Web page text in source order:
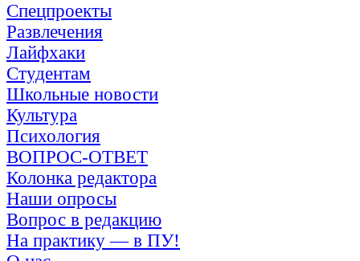
Спецпроекты
Развлечения
Лайфхаки
Студентам
Школьные новости
Культура
Психология
ВОПРОС-ОТВЕТ
Колонка редактора
Наши опросы
Вопрос в редакцию
На практику — в ПУ!